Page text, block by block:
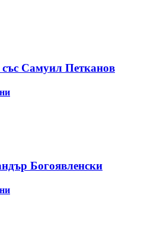
Самуил Петканов
Богоявленски